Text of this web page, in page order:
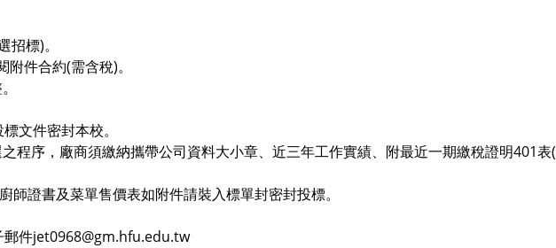
標)。
件合約(需含稅)。
文件密封本校。
程序，廠商須繳納攜帶公司資料大小章、近三年工作實績、附最近一期繳稅證明401
證書及菜單售價表如附件請裝入標單封密封投標。
郵件jet0968@gm.hfu.edu.tw